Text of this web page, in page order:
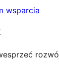
wsparcia